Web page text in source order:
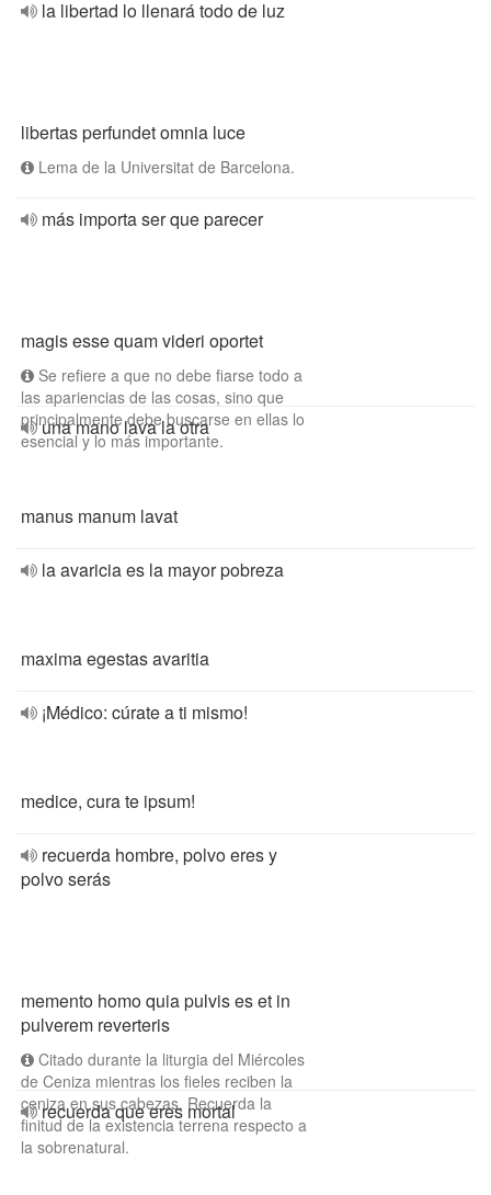
la libertad lo llenará todo de luz
libertas perfundet omnia luce
Lema de la Universitat de Barcelona.
más importa ser que parecer
magis esse quam videri oportet
Se refiere a que no debe fiarse todo a
las apariencias de las cosas, sino que
principalmente debe buscarse en ellas lo
esencial y lo más importante.
una mano lava la otra
manus manum lavat
la avaricia es la mayor pobreza
maxima egestas avaritia
¡Médico: cúrate a ti mismo!
medice, cura te ipsum!
recuerda hombre, polvo eres y
polvo serás
memento homo quia pulvis es et in
pulverem reverteris
Citado durante la liturgia del Miércoles
de Ceniza mientras los fieles reciben la
ceniza en sus cabezas. Recuerda la
finitud de la existencia terrena respecto a
la sobrenatural.
recuerda que eres mortal